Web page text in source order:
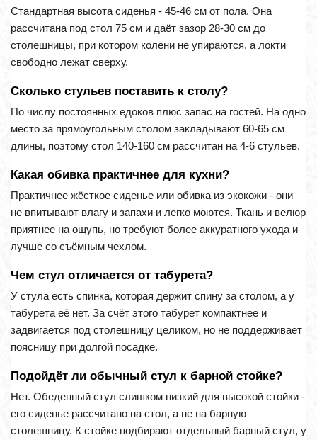
Стандартная высота сиденья - 45-46 см от пола. Она
рассчитана под стол 75 см и даёт зазор 28-30 см до
столешницы, при котором колени не упираются, а локти
свободно лежат сверху.
Сколько стульев поставить к столу?
По числу постоянных едоков плюс запас на гостей. На одно
место за прямоугольным столом закладывают 60-65 см
длины, поэтому стол 140-160 см рассчитан на 4-6 стульев.
Какая обивка практичнее для кухни?
Практичнее жёсткое сиденье или обивка из экокожи - они
не впитывают влагу и запахи и легко моются. Ткань и велюр
приятнее на ощупь, но требуют более аккуратного ухода и
лучше со съёмным чехлом.
Чем стул отличается от табурета?
У стула есть спинка, которая держит спину за столом, а у
табурета её нет. За счёт этого табурет компактнее и
задвигается под столешницу целиком, но не поддерживает
поясницу при долгой посадке.
Подойдёт ли обычный стул к барной стойке?
Нет. Обеденный стул слишком низкий для высокой стойки -
его сиденье рассчитано на стол, а не на барную
столешницу. К стойке подбирают отдельный барный стул, у